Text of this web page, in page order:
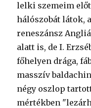
lelki szemeim
hálószobát látok,
reneszánsz
alatt is, de I.
főhelyen drága,
masszív
négy oszlop
mértékben